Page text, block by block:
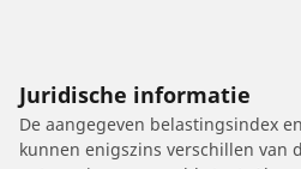
Juridische informatie
De aangegeven belastingsindex
kunnen enigszins verschillen van